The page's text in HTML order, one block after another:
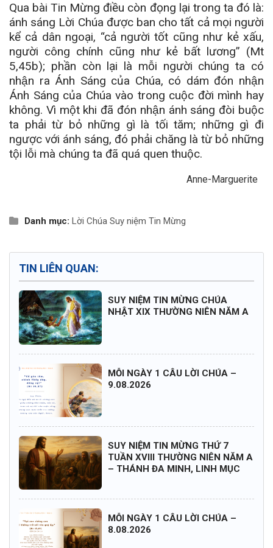
Qua bài Tin Mừng điều còn đọng lại trong ta đó là:
ánh sáng Lời Chúa được ban cho tất cả mọi người
kể cả dân ngoại, “cả người tốt cũng như kẻ xấu,
người công chính cũng như kẻ bất lương” (Mt
5,45b); phần còn lại là mỗi người chúng ta có
nhận ra Ánh Sáng của Chúa, có dám đón nhận
Ánh Sáng của Chúa vào trong cuộc đời mình hay
không. Vì một khi đã đón nhận ánh sáng đòi buộc
ta phải từ bỏ những gì là tối tăm; những gì đi
ngược với ánh sáng, đó phải chăng là từ bỏ những
tội lỗi mà chúng ta đã quá quen thuộc.
Anne-Marguerite
Danh mục: Lời Chúa Suy niệm Tin Mừng
TIN LIÊN QUAN:
SUY NIỆM TIN MỪNG CHÚA
NHẬT XIX THƯỜNG NIÊN NĂM A
MỖI NGÀY 1 CÂU LỜI CHÚA –
9.08.2026
SUY NIỆM TIN MỪNG THỨ 7
TUẦN XVIII THƯỜNG NIÊN NĂM A
– THÁNH ĐA MINH, LINH MỤC
MỖI NGÀY 1 CÂU LỜI CHÚA –
8.08.2026